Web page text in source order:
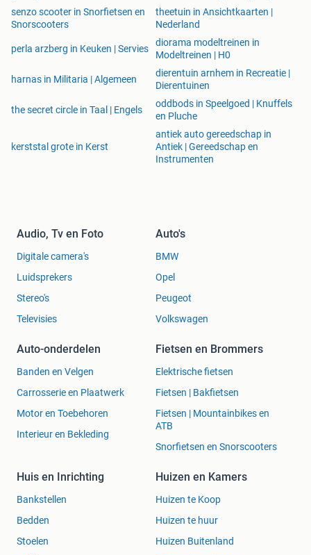
senzo scooter in Snorfietsen en
Snorscooters
theetuin in Ansichtkaarten |
Nederland
perla arzberg in Keuken | Servies
diorama modeltreinen in
Modeltreinen | H0
harnas in Militaria | Algemeen
dierentuin arnhem in Recreatie |
Dierentuinen
the secret circle in Taal | Engels
oddbods in Speelgoed | Knuffels
en Pluche
kerststal grote in Kerst
antiek auto gereedschap in
Antiek | Gereedschap en
Instrumenten
Audio, Tv en Foto
Digitale camera's
Luidsprekers
Stereo's
Televisies
Auto's
BMW
Opel
Peugeot
Volkswagen
Auto-onderdelen
Banden en Velgen
Carrosserie en Plaatwerk
Motor en Toebehoren
Interieur en Bekleding
Fietsen en Brommers
Elektrische fietsen
Fietsen | Bakfietsen
Fietsen | Mountainbikes en
ATB
Snorfietsen en Snorscooters
Huis en Inrichting
Bankstellen
Bedden
Stoelen
Huizen en Kamers
Huizen te Koop
Huizen te huur
Huizen Buitenland